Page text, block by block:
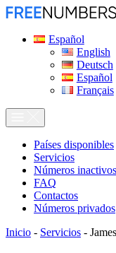
Español
English
Deutsch
Español
Français
Países disponibles
Servicios
Números inactivos
FAQ
Contactos
Números privados
Inicio - Servicios -